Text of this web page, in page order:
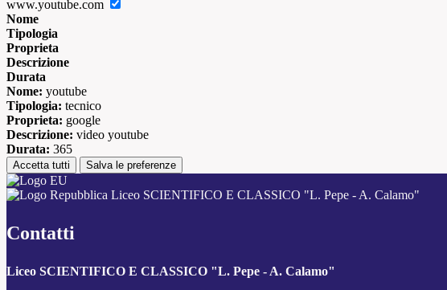
www.youtube.com
Nome
Tipologia
Proprieta
Descrizione
Durata
Nome: youtube
Tipologia: tecnico
Proprieta: google
Descrizione: video youtube
Durata: 365
Accetta tutti Salva le preferenze
Liceo SCIENTIFICO E CLASSICO "L. Pepe - A. Calamo"
Contatti
Liceo SCIENTIFICO E CLASSICO "L. Pepe - A. Calamo"